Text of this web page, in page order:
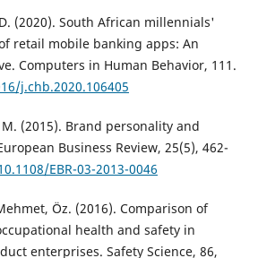
(2020). South African millennials'
retail mobile banking apps: An
Computers in Human Behavior, 111.
j.chb.2020.106405
(2015). Brand personality and
Business Review, 25(5), 462-
EBR-03-2013-0046
Öz. (2016). Comparison of
health and safety in
enterprises. Safety Science, 86,